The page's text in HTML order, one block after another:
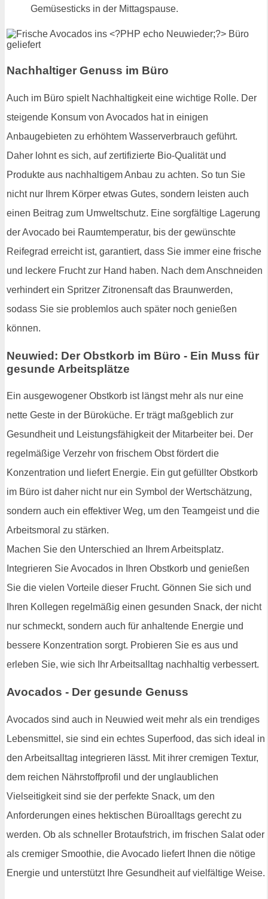
Gemüsesticks in der Mittagspause.
Nachhaltiger Genuss im Büro
Auch im Büro spielt Nachhaltigkeit eine wichtige Rolle. Der
steigende Konsum von Avocados hat in einigen
Anbaugebieten zu erhöhtem Wasserverbrauch geführt.
Daher lohnt es sich, auf zertifizierte Bio-Qualität und
Produkte aus nachhaltigem Anbau zu achten. So tun Sie
nicht nur Ihrem Körper etwas Gutes, sondern leisten auch
einen Beitrag zum Umweltschutz. Eine sorgfältige Lagerung
der Avocado bei Raumtemperatur, bis der gewünschte
Reifegrad erreicht ist, garantiert, dass Sie immer eine frische
und leckere Frucht zur Hand haben. Nach dem Anschneiden
verhindert ein Spritzer Zitronensaft das Braunwerden,
sodass Sie sie problemlos auch später noch genießen
können.
Neuwied: Der Obstkorb im Büro - Ein Muss für
gesunde Arbeitsplätze
Ein ausgewogener Obstkorb ist längst mehr als nur eine
nette Geste in der Büroküche. Er trägt maßgeblich zur
Gesundheit und Leistungsfähigkeit der Mitarbeiter bei. Der
regelmäßige Verzehr von frischem Obst fördert die
Konzentration und liefert Energie. Ein gut gefüllter Obstkorb
im Büro ist daher nicht nur ein Symbol der Wertschätzung,
sondern auch ein effektiver Weg, um den Teamgeist und die
Arbeitsmoral zu stärken.
Machen Sie den Unterschied an Ihrem Arbeitsplatz.
Integrieren Sie Avocados in Ihren Obstkorb und genießen
Sie die vielen Vorteile dieser Frucht. Gönnen Sie sich und
Ihren Kollegen regelmäßig einen gesunden Snack, der nicht
nur schmeckt, sondern auch für anhaltende Energie und
bessere Konzentration sorgt. Probieren Sie es aus und
erleben Sie, wie sich Ihr Arbeitsalltag nachhaltig verbessert.
Avocados - Der gesunde Genuss
Avocados sind auch in Neuwied weit mehr als ein trendiges
Lebensmittel, sie sind ein echtes Superfood, das sich ideal in
den Arbeitsalltag integrieren lässt. Mit ihrer cremigen Textur,
dem reichen Nährstoffprofil und der unglaublichen
Vielseitigkeit sind sie der perfekte Snack, um den
Anforderungen eines hektischen Büroalltags gerecht zu
werden. Ob als schneller Brotaufstrich, im frischen Salat oder
als cremiger Smoothie, die Avocado liefert Ihnen die nötige
Energie und unterstützt Ihre Gesundheit auf vielfältige Weise.